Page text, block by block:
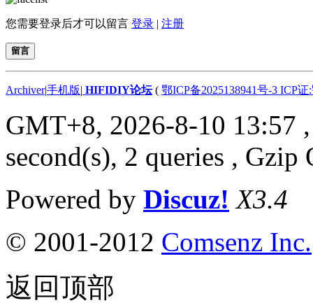
您需要登录后才可以留言 登录 | 注册
留言
Archiver|手机版| HIFIDIY论坛( 鄂ICP备2025138941号-3 ICP
GMT+8, 2026-8-10 13:57
second(s), 2 queries , Gzip
Powered by Discuz! X3.4
© 2001-2012 Comsenz Inc.
返回顶部